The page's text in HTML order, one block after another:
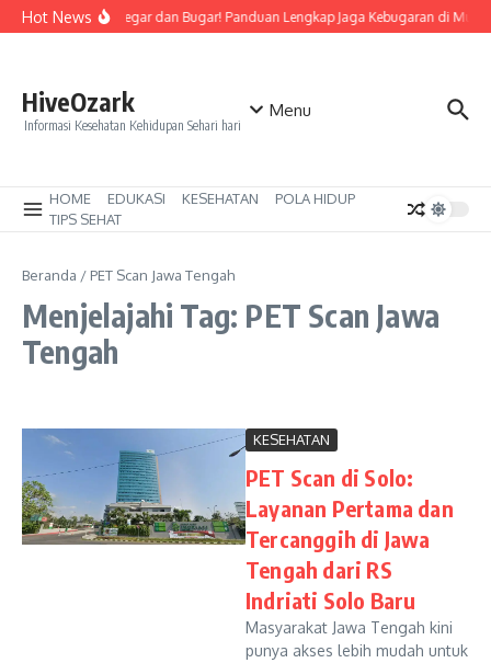
Lewati ke konten
Hot NewsTetap Segar dan Bugar! Panduan Lengkap Jaga Kebugaran di
HiveOzark
Informasi Kesehatan Kehidupan Sehari hari
Menu
HOME EDUKASI KESEHATAN
POLA HIDUP
TIPS SEHAT
Beranda / PET Scan Jawa Tengah
Menjelajahi Tag: PET Scan Jawa
Tengah
KESEHATAN
PET Scan di Solo:
Layanan Pertama dan
Tercanggih di Jawa
Tengah dari RS
Indriati Solo Baru
Masyarakat Jawa Tengah kini
punya akses lebih mudah untuk